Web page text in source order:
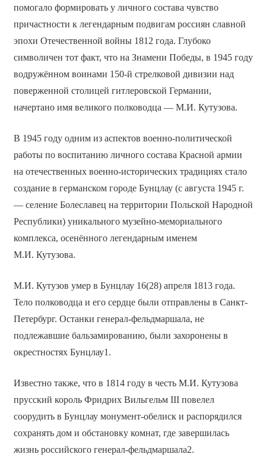
помогало формировать у личного состава чувство
причастности к легендарным подвигам россиян славной
эпохи Отечественной войны 1812 года. Глубоко
символичен тот факт, что на Знамени Победы, в 1945 году
водружённом воинами 150-й стрелковой дивизии над
поверженной столицей гитлеровской Германии,
начертано имя великого полководца — М.И. Кутузова.
В 1945 году одним из аспектов военно-политической
работы по воспитанию личного состава Красной армии
на отечественных военно-исторических традициях стало
создание в германском городе Бунцлау (с августа 1945 г.
— селение Болеславец на территории Польской Народной
Республики) уникального музейно-мемориального
комплекса, осенённого легендарным именем
М.И. Кутузова.
М.И. Кутузов умер в Бунцлау 16(28) апреля 1813 года.
Тело полководца и его сердце были отправлены в Санкт-
Петербург. Останки генерал-фельдмаршала, не
подлежавшие бальзамированию, были захоронены в
окрестностях Бунцлау1.
Известно также, что в 1814 году в честь М.И. Кутузова
прусский король Фридрих Вильгельм III повелел
соорудить в Бунцлау монумент-обелиск и распорядился
сохранять дом и обстановку комнат, где завершилась
жизнь российского генерал-фельдмаршала2.